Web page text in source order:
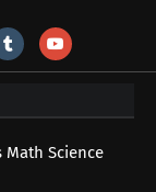
Science